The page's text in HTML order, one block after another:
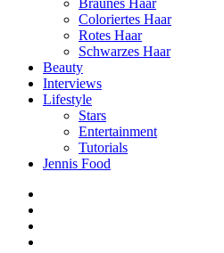
Braunes Haar
Coloriertes Haar
Rotes Haar
Schwarzes Haar
Beauty
Interviews
Lifestyle
Stars
Entertainment
Tutorials
Jennis Food